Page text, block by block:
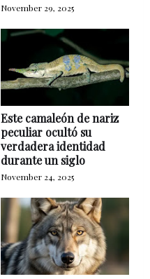
November 29, 2025
Este camaleón de nariz
peculiar ocultó su
verdadera identidad
durante un siglo
November 24, 2025